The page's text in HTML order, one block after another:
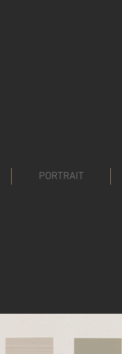
PORTRAIT